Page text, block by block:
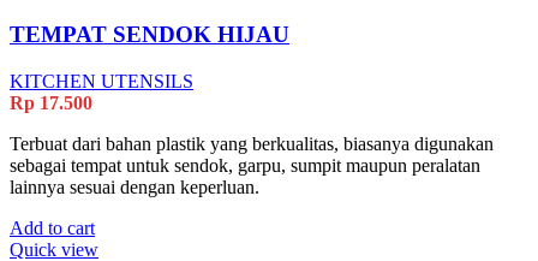
TEMPAT SENDOK HIJAU
KITCHEN UTENSILS
Rp 17.500
Terbuat dari bahan plastik yang berkualitas, biasanya digunakan
sebagai tempat untuk sendok, garpu, sumpit maupun peralatan
lainnya sesuai dengan keperluan.
Add to cart
Quick view